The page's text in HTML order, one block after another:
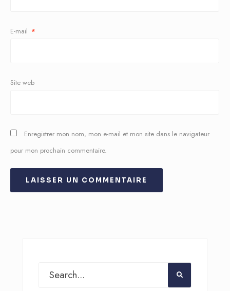
E-mail *
Site web
Enregistrer mon nom, mon e-mail et mon site dans le navigateur
pour mon prochain commentaire.